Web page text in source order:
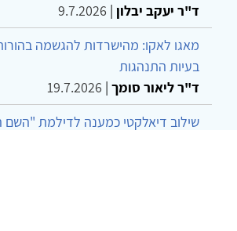
ד"ר יעקב יבלון |
9.7.2026
מאגו לאקו: מהישרדות להגשמה
בעיות התנהגות
ד"ר ליאור סומך |
19.7.2026
שילוב דיאלקטי כמענה לדילמת "השם